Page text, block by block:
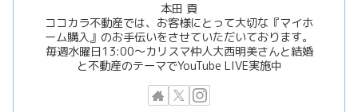
本田 貢
ココカラ不動産では、お客様にとって大切な『マイホ
ーム購入』のお手伝いをさせていただいております。
毎週水曜日13:00〜カリスマ仲人大西明美さんと結婚
と不動産のテーマでYouTube LIVE実施中